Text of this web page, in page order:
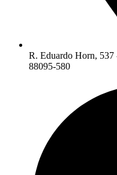
R. Eduardo Horn,
88095-580